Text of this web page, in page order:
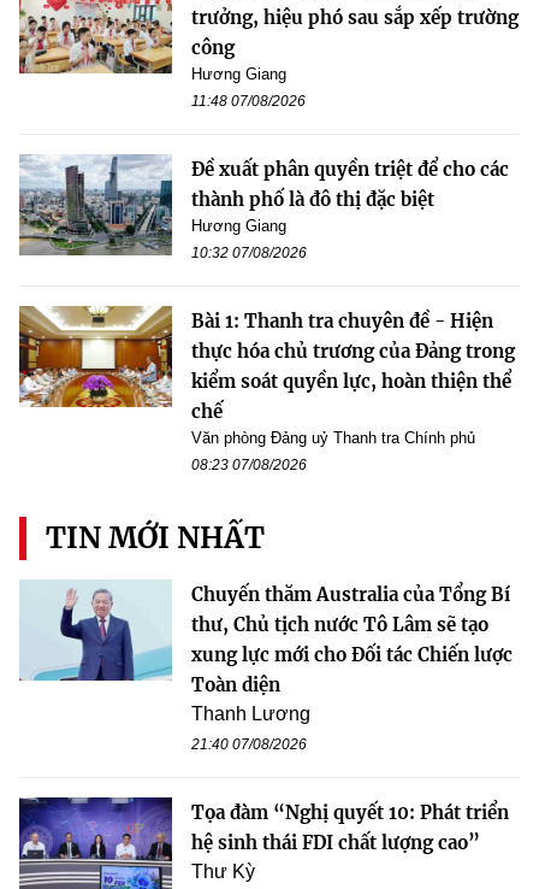
trưởng, hiệu phó sau sắp xếp trường
công
Hương Giang
11:48 07/08/2026
Đề xuất phân quyền triệt để cho các
thành phố là đô thị đặc biệt
Hương Giang
10:32 07/08/2026
Bài 1: Thanh tra chuyên đề - Hiện
thực hóa chủ trương của Đảng trong
kiểm soát quyền lực, hoàn thiện thể
chế
Văn phòng Đảng uỷ Thanh tra Chính phủ
08:23 07/08/2026
TIN MỚI NHẤT
Chuyến thăm Australia của Tổng Bí
thư, Chủ tịch nước Tô Lâm sẽ tạo
xung lực mới cho Đối tác Chiến lược
Toàn diện
Thanh Lương
21:40 07/08/2026
Tọa đàm “Nghị quyết 10: Phát triển
hệ sinh thái FDI chất lượng cao”
Thư Kỳ